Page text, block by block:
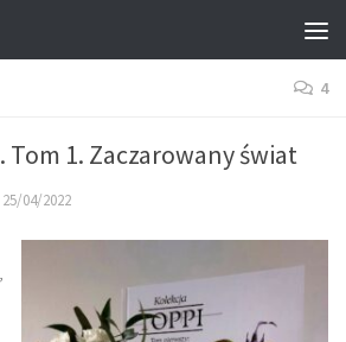
4
Tom 1. Zaczarowany świat
25/04/2022